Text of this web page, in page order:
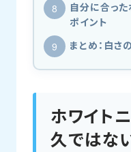
自分に合っ
ポイント
まとめ：白さ
ホワイト
久ではな